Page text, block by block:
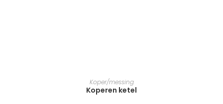
TOEVOEGEN AAN WINKELWAGEN
Koper/messing
Koperen ketel